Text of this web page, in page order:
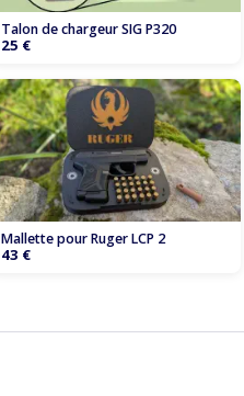
Talon de chargeur SIG P320
25 €
Mallette pour Ruger LCP 2
43 €